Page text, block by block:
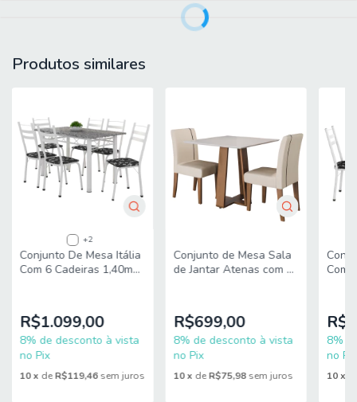
L = 120 cm
MEDIDAS CADEIRA (cada):
A = 98,5 cm
L = 41 cm
P = 59 cm
PESO CADEIRA: 13,40 kg
PESO SUPORTADO MESA: 50 Kg (distribuídos)
MODELO: Conjunto Sala de Jantar Mesa 1,20m Maira 4
Cadeiras Milano Viero
MARCA: Viero
Produtos similares
+2
Conjunto De Mesa Itália
Com 6 Cadeiras 1,40m
R$1.099,00
8% de desconto à vista
no Pix
10x deR$119,46sem juros
Conjunto de Mesa Sala
de Jantar Atenas com 2
Quadrada Dobuê
R$699,00
8% de desconto à vista
no Pix
10 x deR$75,98 sem juros
Com
8%
no Pix
10x